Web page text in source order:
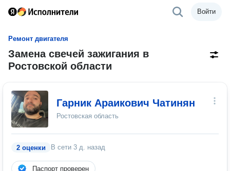
Войти
Ремонт двигателя
Замена свечей зажигания в
Ростовской области
Гарник Араикович Чатинян
Ростовская область
2 оценки В сети 3 д. назад
Паспорт проверен